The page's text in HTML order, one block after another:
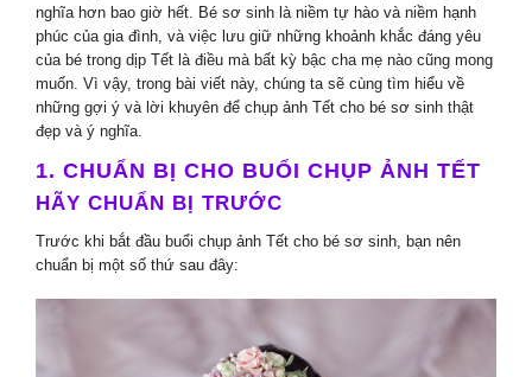
nghĩa hơn bao giờ hết. Bé sơ sinh là niềm tự hào và niềm hạnh
phúc của gia đình, và việc lưu giữ những khoảnh khắc đáng yêu
của bé trong dịp Tết là điều mà bất kỳ bậc cha mẹ nào cũng mong
muốn. Vì vậy, trong bài viết này, chúng ta sẽ cùng tìm hiểu về
những gợi ý và lời khuyên để chụp ảnh Tết cho bé sơ sinh thật
đẹp và ý nghĩa.
1. CHUẨN BỊ CHO BUỔI CHỤP ẢNH TẾT
HÃY CHUẨN BỊ TRƯỚC
Trước khi bắt đầu buổi chụp ảnh Tết cho bé sơ sinh, bạn nên
chuẩn bị một số thứ sau đây: